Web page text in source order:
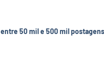
entre 50 mil e 500 mil postagens